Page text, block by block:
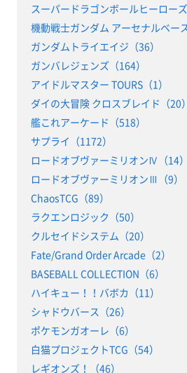
スーパードラゴンボールヒーローズ
機動戦士ガンダム アーセナルベー
ガンダムトライエイジ（36）
ガンバレジェンズ（164）
アイドルマスター TOURS（1）
ダイの大冒険 クロスブレイド（20）
艦これアーケード（518）
サプライ（1172）
ロードオブヴァーミリオンⅣ（14）
ロードオブヴァーミリオンⅢ（9）
ChaosTCG（89）
ラクエンロジック（50）
クルセイドシステム（20）
Fate/Grand Order Arcade（2）
BASEBALL COLLECTION（6）
ハイキュー！！バボカ（11）
シャドウバース（26）
ポケモンガオーレ（6）
白猫プロジェクトTCG（54）
レギオンズ！（46）